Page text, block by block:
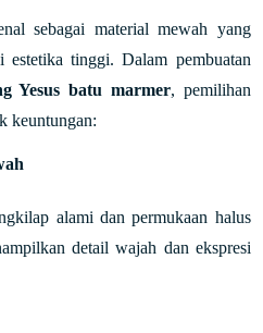
sebagai material mewah yang
tinggi. Dalam pembuatan
Yesus batu marmer, pemilihan
keuntungan:
alami dan permukaan halus
detail wajah dan ekspresi